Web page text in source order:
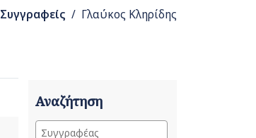
Συγγραφείς / Γλαύκος Κληρίδης
Αναζήτηση